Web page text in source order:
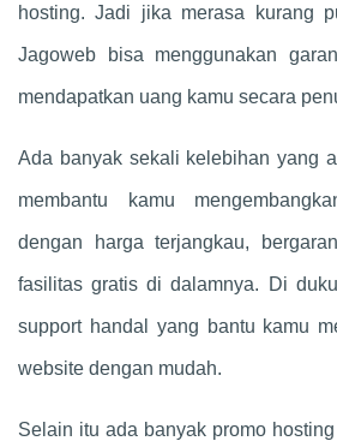
hosting. Jadi jika merasa kurang
Jagoweb bisa menggunakan
mendapatkan uang kamu secara
Ada banyak sekali kelebihan yang
membantu kamu
dengan harga terjangkau,
fasilitas gratis di dalamnya. Di
support handal yang bantu kamu
website dengan mudah.
Selain itu ada banyak promo